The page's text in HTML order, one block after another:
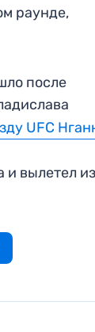
раунде,
после
UFC
и вылетел